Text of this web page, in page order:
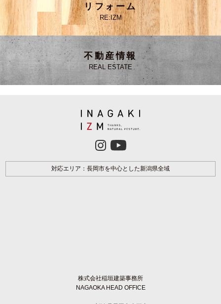
リフォーム
RE:IZM
不動産情報
REAL ESTATE
対応エリア：長岡市を中心とした新潟県全域
株式会社稲垣建築事務所
NAGAOKA HEAD OFFICE